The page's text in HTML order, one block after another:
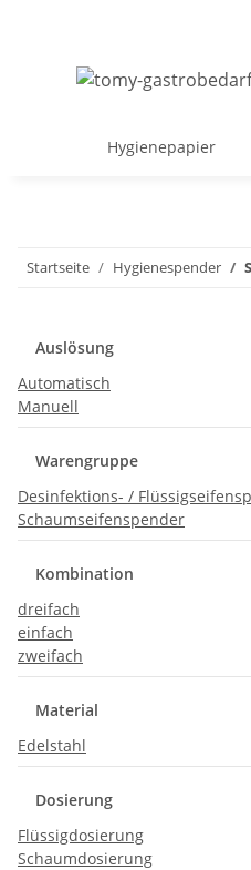
Hygienepapier
Startseite Hygienespender
Auslösung
Automatisch
Manuell
Warengruppe
Desinfektions- /
Schaumseifenspender
Kombination
dreifach
einfach
zweifach
Material
Edelstahl
Dosierung
Flüssigdosierung
Schaumdosierung